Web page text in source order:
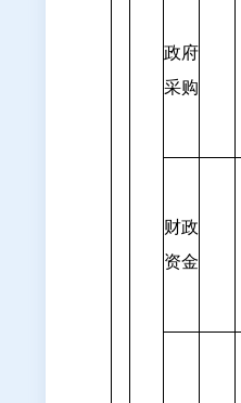
政府
采购
财政
资金